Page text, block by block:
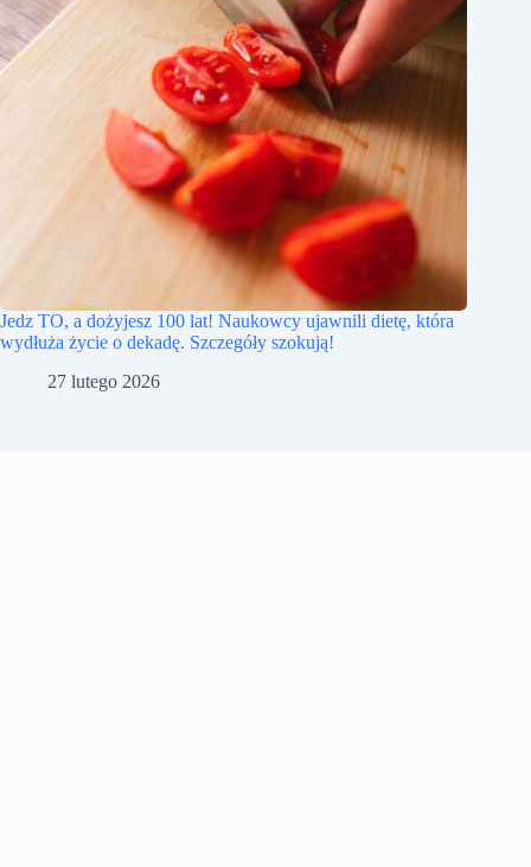
Jedz TO, a dożyjesz 100 lat! Naukowcy ujawnili dietę, która
wydłuża życie o dekadę. Szczegóły szokują!
27 lutego 2026